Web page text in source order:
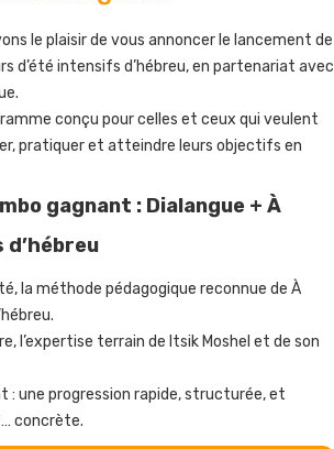
le plaisir de vous annoncer le lancement de
d’été intensifs d’hébreu, en partenariat avec
conçu pour celles et ceux qui veulent
pratiquer et atteindre leurs objectifs en
gagnant : Dialangue + À
d’hébreu
la méthode pédagogique reconnue de À
l’expertise terrain de Itsik Moshel et de son
: une progression rapide, structurée, et
concrète.